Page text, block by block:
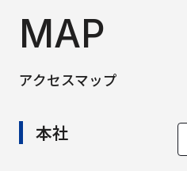
MAP
アクセスマップ
本社